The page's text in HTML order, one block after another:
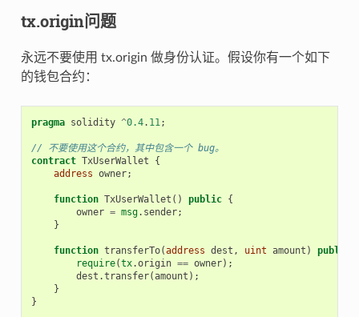
tx.origin问题
永远不要使用 tx.origin 做身份认证。假设你有一个如下
的钱包合约：
pragma solidity ^0.4. 11;
// 不要使用这个合约，其中包含一个 bug。
contract TxUserWallet
{
address owner;
function TxUserWallet () public {
owner = msg. sender;
}
function transferTo(address dest , uint amount ) public
require(tx.origin == owner);
dest .transfer(amount );
}
}